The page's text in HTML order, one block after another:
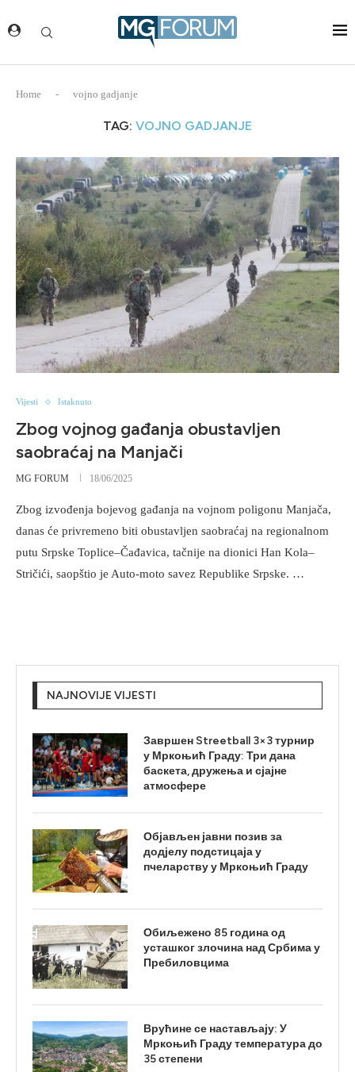
Home - vojno gadjanje
TAG: VOJNO GADJANJE
Vijesti Istaknuto
Zbog vojnog gađanja obustavljen
saobraćaj na Manjači
MG FORUM 18/06/2025
Zbog izvođenja bojevog gađanja na vojnom poligonu Manjača,
danas će privremeno biti obustavljen saobraćaj na regionalnom
putu Srpske Toplice–Čađavica, tačnije na dionici Han Kola–
Stričići, saopštio je Auto-moto savez Republike Srpske. …
NAJNOVIJE VIJESTI
Завршен Streetball 3×3 турнир
у Мркоњић Граду: Три дана
баскета, дружења и сјајне
атмосфере
Објављен јавни позив за
додјелу подстицаја у
пчеларству у Мркоњић Граду
Обиљежено 85 година од
усташког злочина над Србима у
Пребиловцима
Врућине се настављају: У
Мркоњић Граду температура до
35 степени